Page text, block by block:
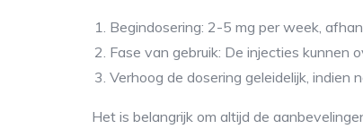
Begindosering: 2-5 mg per week,
Fase van gebruik: De injecties
Verhoog de dosering geleidelijk, indien
Het is belangrijk om altijd de